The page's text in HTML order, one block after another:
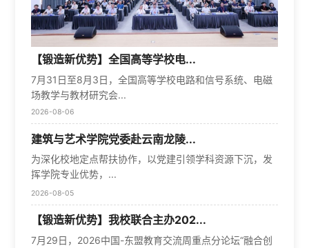
【锻造新优势】全国高等学校电...
7月31日至8月3日，全国高等学校电路和信号系统、电磁
场教学与教材研究会...
2026-08-06
建筑与艺术学院党委赴云南龙陵...
为深化校地定点帮扶协作，以党建引领学科资源下沉，发
挥学院专业优势，...
2026-08-05
【锻造新优势】我校联合主办202...
7月29日，2026中国-东盟教育交流周重点分论坛“融合创